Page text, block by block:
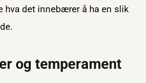
hva det innebærer å ha en slik
og temperament